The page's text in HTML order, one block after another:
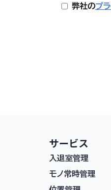
弊社のプ
サービス
入退室管理
モノ常時管理